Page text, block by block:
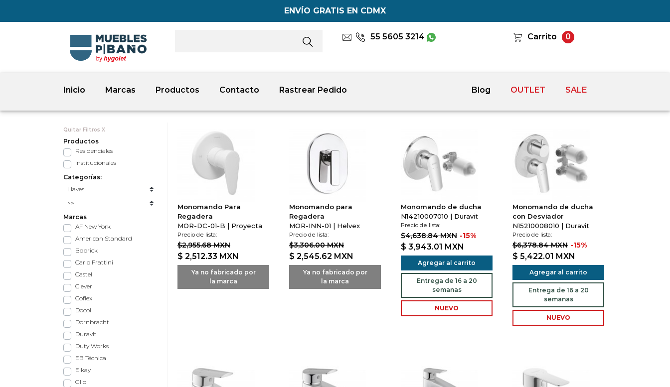
ENVÍO GRATIS EN CDMX
55 5605 3214 Carrito 0
Inicio Marcas Productos Contacto Rastrear Pedido Blog OUTLET SALE
Quitar Filtros X
Productos
Residenciales
Institucionales
Categorías:
Marcas
AF New York
American Standard
Bobrick
Carlo Frattini
Castel
Clever
Coflex
Docol
Dornbracht
Duravit
Duty Works
EB Técnica
Elkay
Gllo
Monomando Para
Regadera
MOR-DC-01-B | Proyecta
Precio de lista:
$2,955.68 MXN
$ 2,512.33 MXN
Ya no fabricado por
la marca
Monomando para
Regadera
MOR-INN-01 | Helvex
Precio de lista:
$3,306.00 MXN
$ 2,545.62 MXN
Ya no fabricado por
la marca
Monomando de ducha
N14210007010 | Duravit
Precio de lista:
$4,638.84 MXN -15%
$ 3,943.01 MXN
Agregar al carrito
Entrega de 16 a 20
semanas
NUEVO
Monomando de ducha
con Desviador
N15210008010 | Duravit
Precio de lista:
$6,378.84 MXN -15%
$ 5,422.01 MXN
Agregar al carrito
Entrega de 16 a 20
semanas
NUEVO